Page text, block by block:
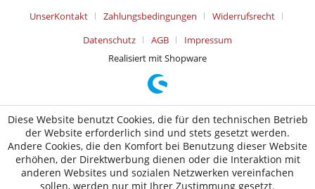
UnserKontakt
Zahlungsbedingungen
Widerrufsrecht
Datenschutz
AGB
Impressum
Realisiert mit Shopware
Diese Website benutzt Cookies, die für den technischen Betrieb
der Website erforderlich sind und stets gesetzt werden.
Andere Cookies, die den Komfort bei Benutzung dieser Website
erhöhen, der Direktwerbung dienen oder die Interaktion mit
anderen Websites und sozialen Netzwerken vereinfachen
sollen, werden nur mit Ihrer Zustimmung gesetzt.